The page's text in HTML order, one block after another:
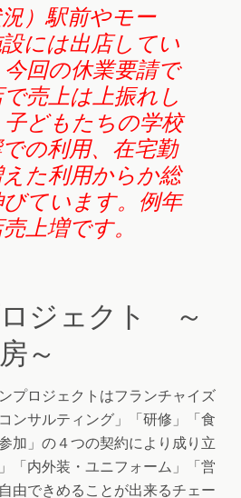
況）駅前やモー
には出店してい
回の休業要請で
売上は上振れし
どもたちの学校
の利用、在宅勤
た利用からか総
ています。例年
上増です。
ジェクト ～
～
プロジェクトはフランチャイズ
ンサルティング」「研修」「食
加」の４つの契約により成り立
「内外装・ユニフォーム」「営
由できめることが出来るチェー